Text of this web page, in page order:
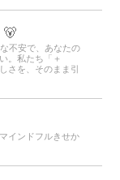
🐻
不安で、あなたの
。私たち「＋
さを、そのまま引
インドフルきせか